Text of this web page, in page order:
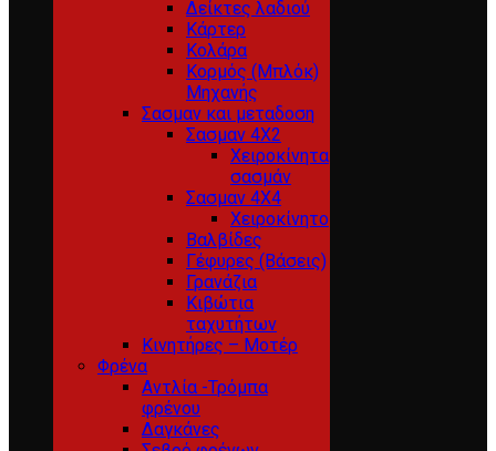
Δείκτες λαδιού
Κάρτερ
Κολάρα
Κορμός (Μπλόκ)
Μηχανής
Σασμαν και μεταδοση
Σασμαν 4Χ2
Χειροκίνητα
σασμάν
Σασμαν 4Χ4
Χειροκίνητο
Βαλβίδες
Γέφυρες (Βάσεις)
Γρανάζια
Κιβώτια
ταχυτήτων
Κινητήρες – Μοτέρ
Φρένα
Αντλία -Τρόμπα
φρένου
Δαγκάνες